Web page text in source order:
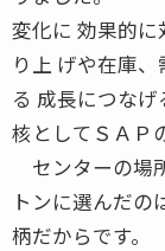
変化に 効果的
り上 げや在庫
る 成長につな
核としてＳＡＰ
センターの場
トンに選んだの
柄だからです。